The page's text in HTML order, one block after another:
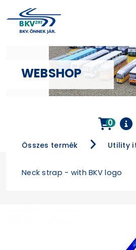
WEBSHOP
Összes termék Utility
Neck strap - with BKV logo
0